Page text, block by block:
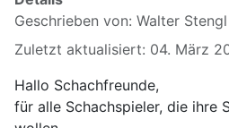
Geschrieben von: Walter Stengl
Zuletzt aktualisiert: 04. März
Hallo Schachfreunde,
für alle Schachspieler, die ihre